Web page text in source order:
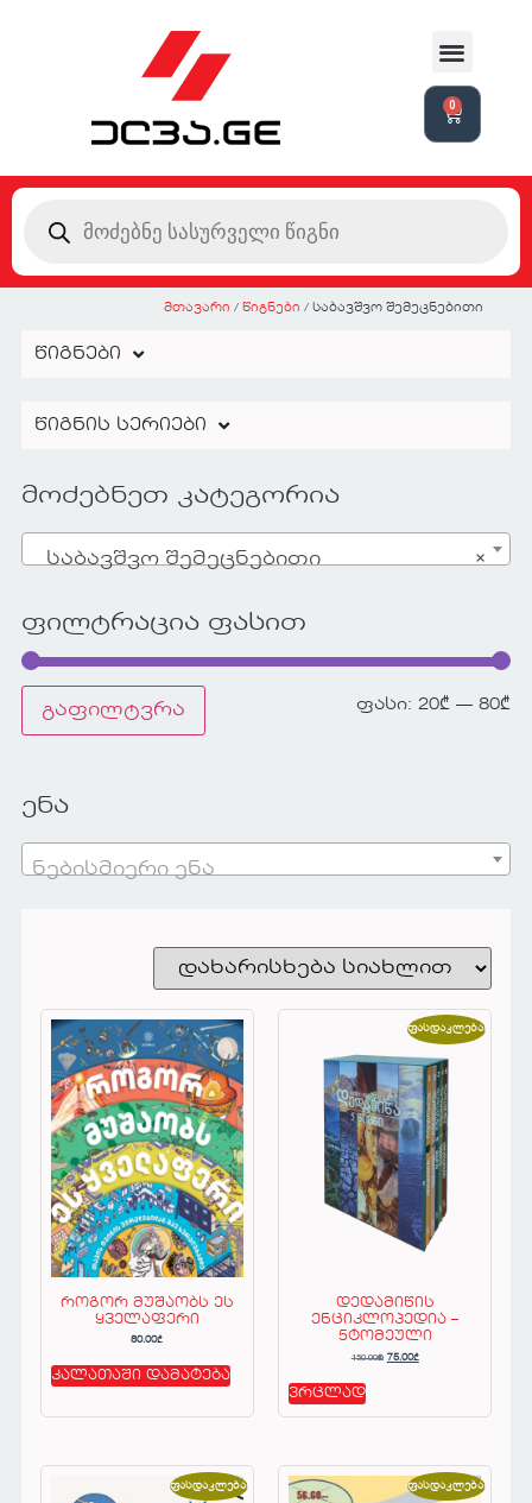
0
მთავარი /წიგნები / საბავშვო შემეცნებითი
წიგნები
წიგნის სერიები
მოძებნეთ კატეგორია
×
საბავშვო შემეცნებითი
ფილტრაცია ფასით
გაფილტვრა ფასი: 20₾ —80₾
ენა
ნებისმიერი ენა
როგორ მუშაობს ეს
ყველაფერი
80.00₾
კალათაში დამატება
ფასდაკლება!
დედამიწის
ენციკლოპედია –
5ტომეული
150.00₾ 75.00₾
ვრცლად
ფასდაკლება! ფასდაკლება!